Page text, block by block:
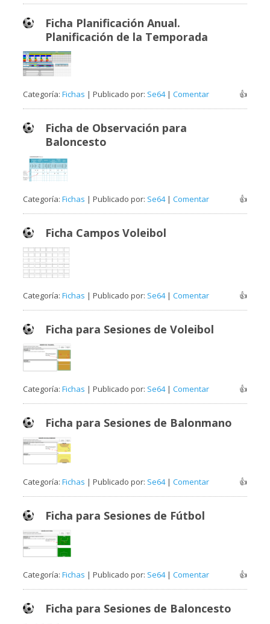
Ficha Planificación Anual.
Planificación de la Temporada
👍
Categoría: Fichas | Publicado por: Se64| Comentar
Ficha de Observación para
Baloncesto
👍
Categoría: Fichas | Publicado por: Se64| Comentar
Ficha Campos Voleibol
👍
Categoría: Fichas | Publicado por: Se64| Comentar
Ficha para Sesiones de Voleibol
👍
Categoría: Fichas | Publicado por: Se64| Comentar
Ficha para Sesiones de Balonmano
👍
Categoría: Fichas | Publicado por: Se64| Comentar
Ficha para Sesiones de Fútbol
👍
Categoría: Fichas | Publicado por: Se64| Comentar
Ficha para Sesiones de Baloncesto